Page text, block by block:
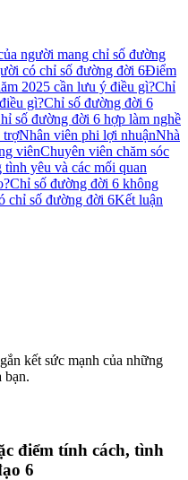
người mang chỉ số đường
có chỉ số đường đời 6Điểm
2025 cần lưu ý điều gì?Chỉ
gì?Chỉ số đường đời 6
số đường đời 6 hợp làm nghề
trợNhân viên phi lợi nhuậnNhà
viênChuyên viên chăm sóc
yêu và các mối quan
Chỉ số đường đời 6 không
chỉ số đường đời 6Kết luận
kết sức mạnh của những
bạn.
điểm tính cách, tình
6